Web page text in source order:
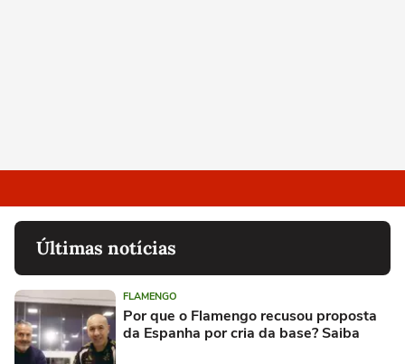
Últimas notícias
FLAMENGO
Por que o Flamengo recusou proposta
da Espanha por cria da base? Saiba